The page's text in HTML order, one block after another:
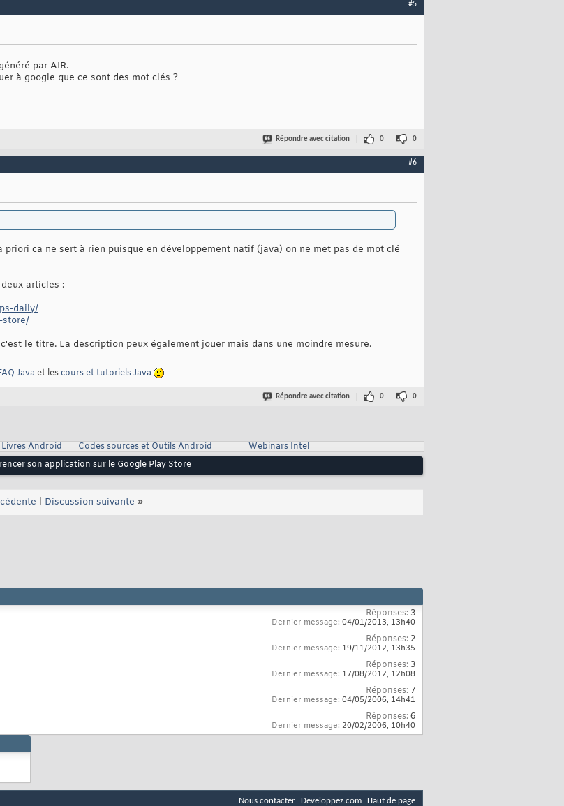
#5
par AIR.
à google que ce sont des mot clés ?
Répondre avec citation 0 0
#6
ca ne sert à rien puisque en développement natif (java) on ne met pas de mot clé
articles :
daily/
store/
le titre. La description peux également jouer mais dans une moindre mesure.
Java et lescours et tutoriels Java
Répondre avec citation 0 0
Livres Android Codes sources et Outils Android
Webinars Intel
son application sur le Google Play Store
Discussion suivante »
Réponses: 3
Dernier message: 04/01/2013, 13h40
Réponses: 2
Dernier message: 19/11/2012, 13h35
Réponses: 3
Dernier message: 17/08/2012, 12h08
Réponses: 7
Dernier message: 04/05/2006, 14h41
Réponses:6
Dernier message: 20/02/2006, 10h40
Nous contacter Developpez.com Haut de page